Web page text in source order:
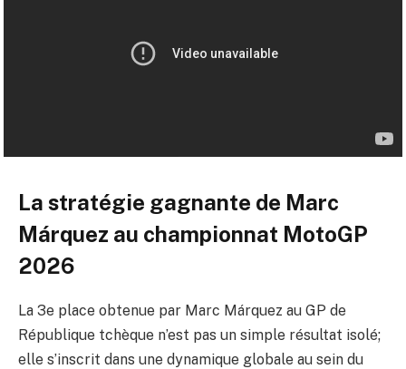
La stratégie gagnante de Marc
Márquez au championnat MotoGP
2026
La 3e place obtenue par Marc Márquez au GP de
République tchèque n’est pas un simple résultat isolé;
elle s’inscrit dans une dynamique globale au sein du